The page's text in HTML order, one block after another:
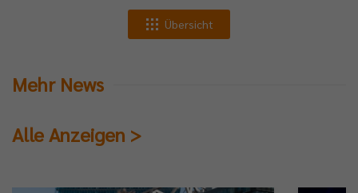
Übersicht
Mehr News
Alle Anzeigen >